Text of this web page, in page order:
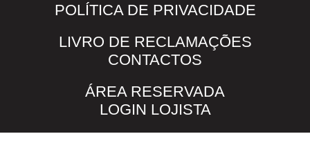
POLÍTICA DE PRIVACIDADE
LIVRO DE RECLAMAÇÕES
CONTACTOS
ÁREA RESERVADA
LOGIN LOJISTA